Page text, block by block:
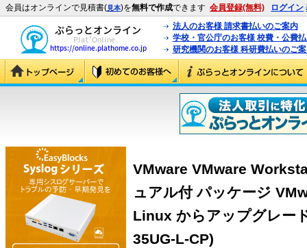
会員はオンラインで見積書(見本)を無料で作成できます 会員登録(無料) ログイン
法人のお客様 請求書払いのご案内
学校・官公庁のお客様 校費・公費
研究機関のお客様 科研費払いのご
VMware VMware
ュアル付 パッケージ
Linux からアップグレー
35UG-L-CP)